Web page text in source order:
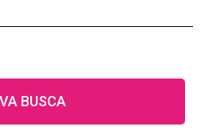
BUSCA